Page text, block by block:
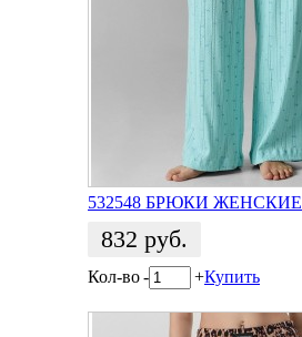
532548 БРЮКИ ЖЕНСКИЕ
832 руб.
Кол-во- +Купить